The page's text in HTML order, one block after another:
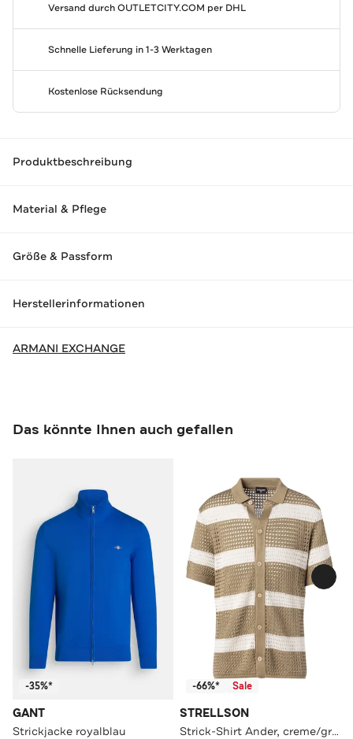
Versand durchOUTLETCITY.COM per DHL
Schnelle Lieferung in 1-3 Werktagen
Kostenlose Rücksendung
Produktbeschreibung
Material & Pflege
Größe & Passform
Herstellerinformationen
ARMANI EXCHANGE
Das könnte Ihnen auch gefallen
-35%*
GANT
Strickjacke royalblau
-66%* Sale
STRELLSON
Strick-Shirt Ander, creme/grau gemustert